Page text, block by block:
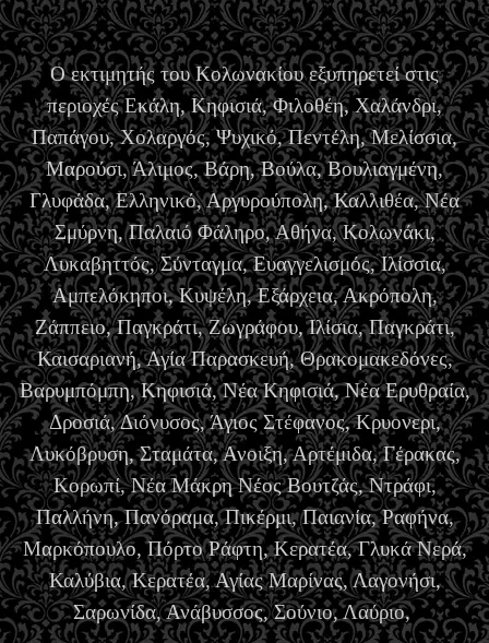
Ο εκτιμητής του Κολωνακίου εξυπηρετεί στις
περιοχές Εκάλη, Κηφισιά, Φιλοθέη, Χαλάνδρι,
Παπάγου, Χολαργός, Ψυχικό, Πεντέλη, Μελίσσια,
Μαρούσι, Άλιμος, Βάρη, Βούλα, Βουλιαγμένη,
Γλυφάδα, Ελληνικό, Αργυρούπολη, Καλλιθέα, Νέα
Σμύρνη, Παλαιό Φάληρο, Αθήνα, Κολωνάκι,
Λυκαβηττός, Σύνταγμα, Ευαγγελισμός, Ιλίσσια,
Αμπελόκηποι, Κυψέλη, Εξάρχεια, Ακρόπολη,
Ζάππειο, Παγκράτι, Ζωγράφου, Ιλίσια, Παγκράτι,
Καισαριανή, Αγία Παρασκευή, Θρακομακεδόνες,
Βαρυμπόμπη, Κηφισιά, Νέα Κηφισιά, Νέα Ερυθραία,
Δροσιά, Διόνυσος, Άγιος Στέφανος, Κρυονερι,
Λυκόβρυση, Σταμάτα, Ανοιξη, Αρτέμιδα, Γέρακας,
Κορωπί, Νέα Μάκρη Νέος Βουτζάς, Ντράφι,
Παλλήνη, Πανόραμα, Πικέρμι, Παιανία, Ραφήνα,
Μαρκόπουλο, Πόρτο Ράφτη, Κερατέα, Γλυκά Νερά,
Καλύβια, Κερατέα, Αγίας Μαρίνας, Λαγονήσι,
Σαρωνίδα, Ανάβυσσος, Σούνιο, Λαύριο,